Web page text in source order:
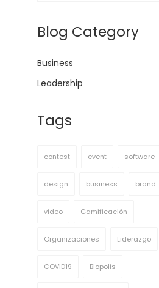
Blog Category
Business
Leadership
Tags
contest event software
design business brand
video Gamificación
Organizaciones Liderazgo
COVID19 Biopolis